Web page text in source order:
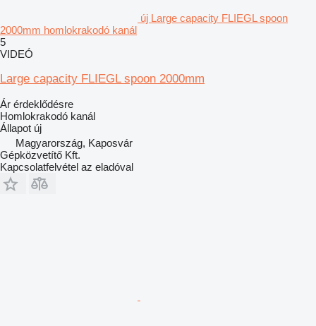
új Large capacity FLIEGL spoon
2000mm homlokrakodó kanál
5
VIDEÓ
Large capacity FLIEGL spoon 2000mm
Ár érdeklődésre
Homlokrakodó kanál
Állapot új
Magyarország, Kaposvár
Gépközvetítő Kft.
Kapcsolatfelvétel az eladóval